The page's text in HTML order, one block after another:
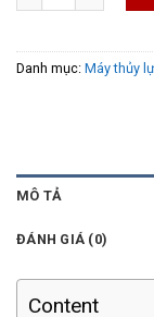
Danh mục: Máy thủy
MÔ TẢ
ĐÁNH GIÁ (0)
Content